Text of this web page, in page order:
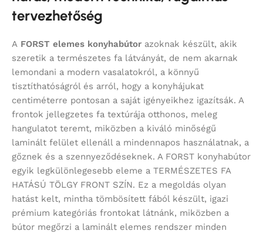
tervezhetőség
A FORST elemes konyhabútor azoknak készült, akik
szeretik a természetes fa látványát, de nem akarnak
lemondani a modern vasalatokról, a könnyű
tisztíthatóságról és arról, hogy a konyhájukat
centiméterre pontosan a saját igényeikhez igazítsák. A
frontok jellegzetes fa textúrája otthonos, meleg
hangulatot teremt, miközben a kiváló minőségű
laminált felület ellenáll a mindennapos használatnak, a
gőznek és a szennyeződéseknek. A FORST konyhabútor
egyik legkülönlegesebb eleme a TERMÉSZETES FA
HATÁSÚ TÖLGY FRONT SZÍN. Ez a megoldás olyan
hatást kelt, mintha tömbösített fából készült, igazi
prémium kategóriás frontokat látnánk, miközben a
bútor megőrzi a laminált elemes rendszer minden